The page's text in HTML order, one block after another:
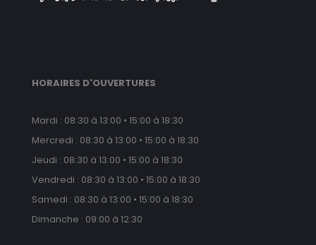
HORAIRES D'OUVERTURES
Mardi : 08:30 à 13:00 • 15:00 à 18:30
Mercredi : 08:30 à 13:00 • 15:00 à 18:30
Jeudi : 08:30 à 13:00 • 15:00 à 18:30
Vendredi : 08:30 à 13:00 • 15:00 à 18:30
Samedi : 08:30 à 13:00 • 15:00 à 18:30
Dimanche : 09:00 à 12:30